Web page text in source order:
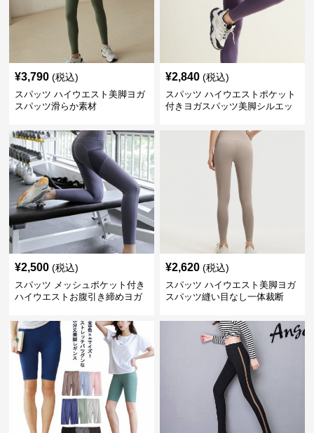
¥3,790 (税込)
スパッツ ハイウエスト美脚ヨガ
スパッツ滑らか素材
¥2,840 (税込)
スパッツ ハイウエストポケット
付きヨガスパッツ美脚シルエッ
¥2,500 (税込)
スパッツ メッシュポケット付き
ハイウエストお腹引き締めヨガ
¥2,620 (税込)
スパッツ ハイウエスト美脚ヨガ
スパッツ縫い目なし一体裁断